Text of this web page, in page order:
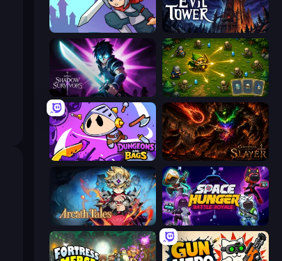
Rise Hero Evil Tower
Shadow Survivors Tiny Ranger
Dungeons and Bags Chronicles of Slayer
Arcath Tales Space Hunger: Battle Royale